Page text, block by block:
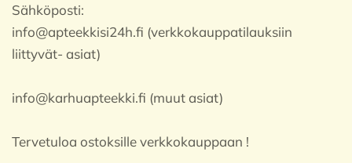
Sähköposti:
info@apteekkisi24h.fi (verkkokauppatilauksiin
liittyvät- asiat)
info@karhuapteekki.fi (muut asiat)
Tervetuloa ostoksille verkkokauppaan !